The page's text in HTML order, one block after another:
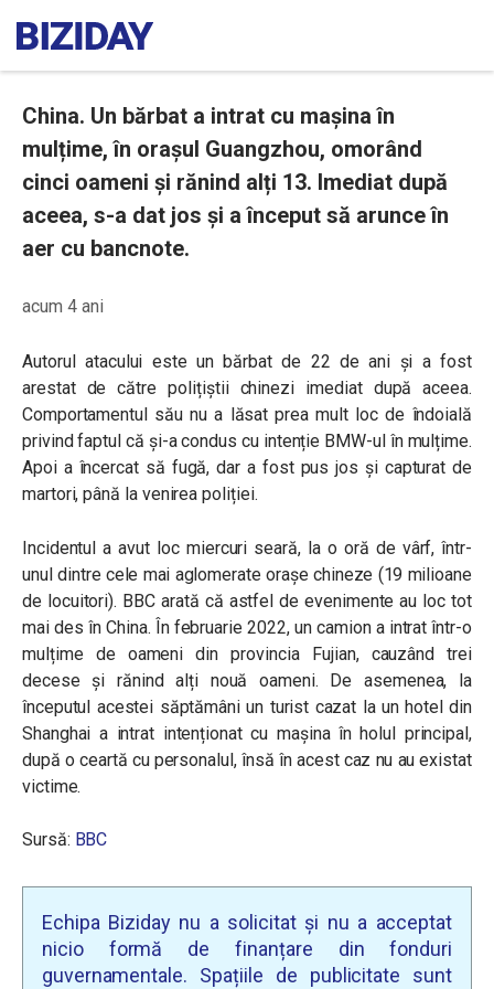
China. Un bărbat a intrat cu mașina în
mulțime, în orașul Guangzhou, omorând
cinci oameni și rănind alți 13. Imediat după
aceea, s-a dat jos și a început să arunce în
aer cu bancnote.
acum 4 ani
Autorul atacului este un bărbat de 22 de ani și a fost
arestat de către polițiștii chinezi imediat după aceea.
Comportamentul său nu a lăsat prea mult loc de îndoială
privind faptul că și-a condus cu intenție BMW-ul în mulțime.
Apoi a încercat să fugă, dar a fost pus jos și capturat de
martori, până la venirea poliției.
Incidentul a avut loc miercuri seară, la o oră de vârf, într-
unul dintre cele mai aglomerate orașe chineze (19 milioane
de locuitori). BBC arată că astfel de evenimente au loc tot
mai des în China. În februarie 2022, un camion a intrat într-o
mulțime de oameni din provincia Fujian, cauzând trei
decese și rănind alți nouă oameni. De asemenea, la
începutul acestei săptămâni un turist cazat la un hotel din
Shanghai a intrat intenționat cu mașina în holul principal,
după o ceartă cu personalul, însă în acest caz nu au existat
victime.
Sursă: BBC
Echipa Biziday nu a solicitat și nu a acceptat
nicio formă de finanțare din fonduri
guvernamentale. Spațiile de publicitate sunt